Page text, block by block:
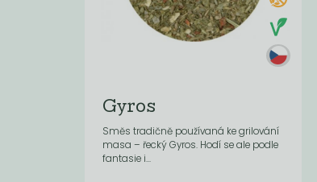
Gyros
Směs tradičně používaná ke grilování
masa – řecký Gyros. Hodí se ale podle
fantasie i...